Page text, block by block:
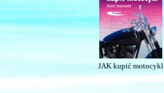
JAK kupić motocykl